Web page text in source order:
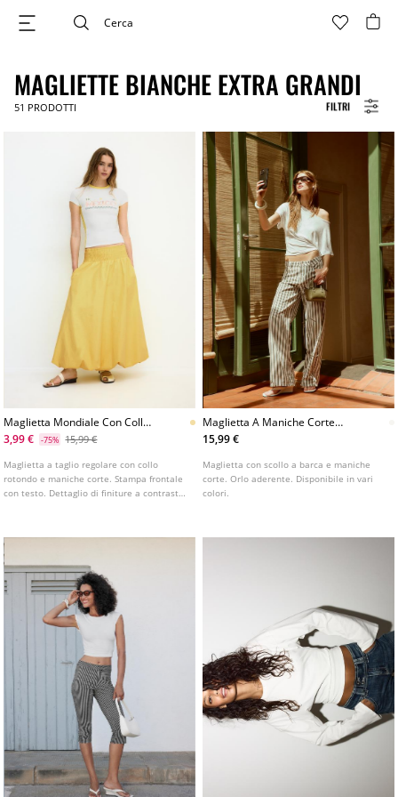
FILTRI
MAGLIETTE BIANCHE EXTRA GRANDI
51 PRODOTTI
Maglietta Mondiale Con Collo
A Contrasto
3,99 € -75% 15,99 €
Maglietta a taglio regolare con collo
rotondo e maniche corte. Stampa frontale
con testo. Dettaglio di finiture a contrasto.
Maglietta A Maniche Corte
Con Scollo A Barca
15,99 €
Maglietta con scollo a barca e maniche
corte. Orlo aderente. Disponibile in vari
colori.